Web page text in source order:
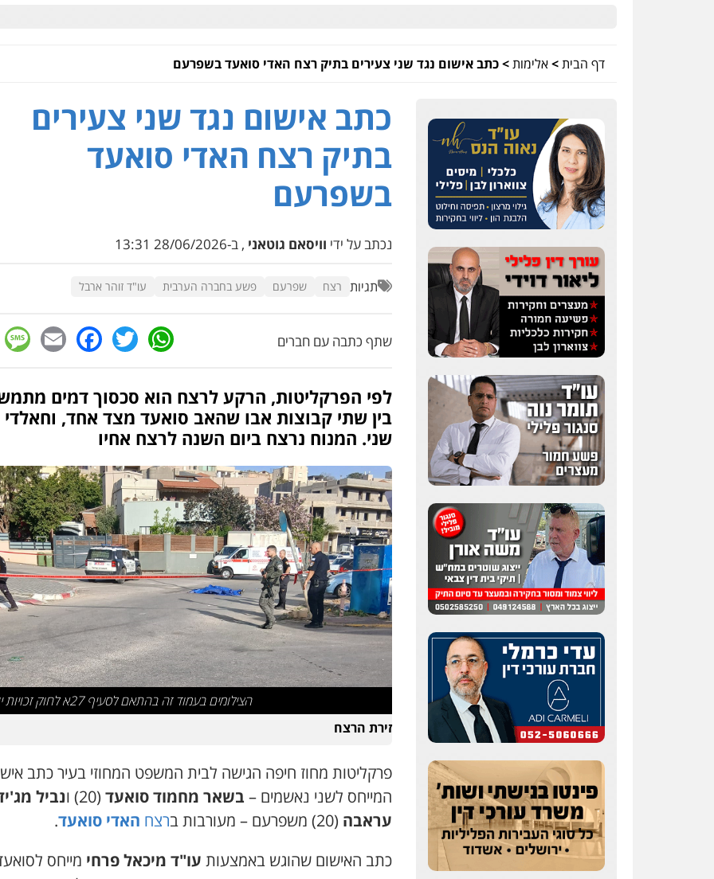
דף הבית>אלימות>כתב אישום נגד שני צעירים בתיק רצח האדי סואעד בשפרעם
כתב אישום נגד שני צעירים
בתיק רצח האדי סואעד
בשפרעם
נכתב על ידי וויסאם גוטאני , ב-28/06/2026 13:31
תגיות רצח שפרעם פשע בחברה הערבית עו"ד זוהר ארבל
שתף כתבה עם חברים WhatsApp
Twitter
לפי הפרקליטות, הרקע לרצח הוא סכסוך דמים
בין שתי קבוצות אבו שהאב סואעד מצד אחד,
שני. המנוח נרצח ביום השנה לרצח אחיו
הצילומים בעמוד זה בהתאם לסעיף 27א לחוק זכויות יוצרים
זירת הרצח
פרקליטות מחוז חיפה הגישה לבית המשפט המחוזי בעיר כתב
המייחס לשני נאשמים – בשאר מחמוד סואעד (20) ו
נביל
עראבה (20) משפרעם – מעורבות ב רצח האדי סואעד.
כתב האישום שהוגש באמצעות עו"ד מיכאל פרחי מייחס